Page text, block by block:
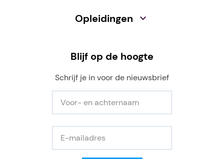
Opleidingen
Blijf op de hoogte
Schrijf je in voor de nieuwsbrief